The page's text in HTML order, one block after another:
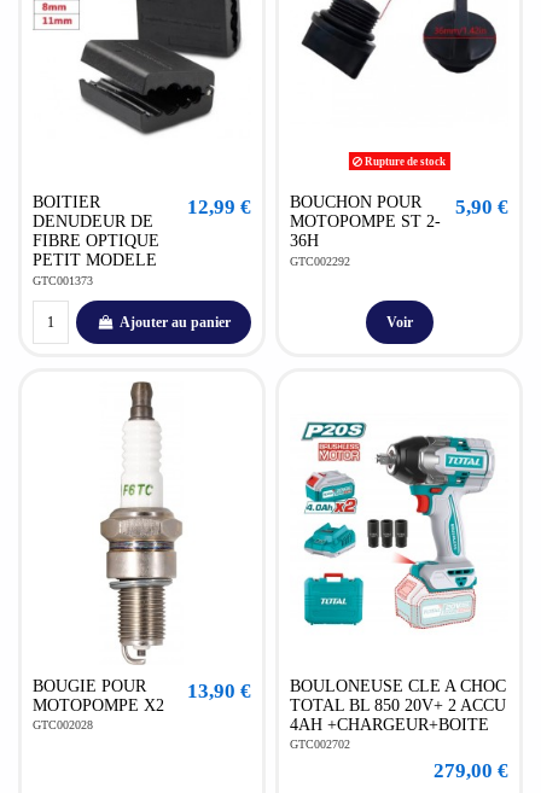
BOITIER
DENUDEUR DE
FIBRE OPTIQUE
PETIT MODELE
GTC001373
12,99 €
Ajouter au panier
Rupture de stock
BOUCHON POUR
MOTOPOMPE ST 2-
36H
GTC002292
5,90 €
Voir
BOUGIE POUR
MOTOPOMPE X2
GTC002028
13,90 €
BOULONEUSE CLE A CHOC
TOTAL BL 850 20V+ 2 ACCU
4AH +CHARGEUR+BOITE
GTC002702
279,00 €